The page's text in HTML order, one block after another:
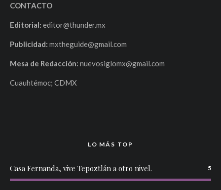
CONTACTO
Editorial: editor@thunder.mx
Publicidad: mxtheguide@gmail.com
Mesa de Redacción: nuevosiglomx@gmail.com
Cuauhtémoc; CDMX
LO MÁS TOP
Casa Fernanda, vive Tepoztlán a otro nivel. 5